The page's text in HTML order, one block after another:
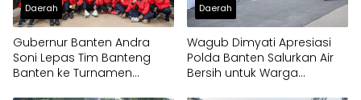
Daerah
Gubernur Banten Andra
Soni Lepas Tim Banteng
Banten ke Turnamen
Daerah
Wagub Dimyati Apresiasi
Polda Banten Salurkan Air
Bersih untuk Warga